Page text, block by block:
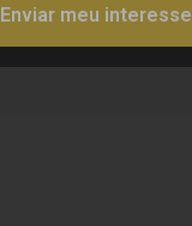
Enviar meu interesse